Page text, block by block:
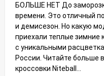
БОЛЬШЕ НЕТ До
времени. Это отличный
и демисезон. Но какую
приехали теплые зимние
с уникальными
России. Читайте больше
кроссовки Niteball...